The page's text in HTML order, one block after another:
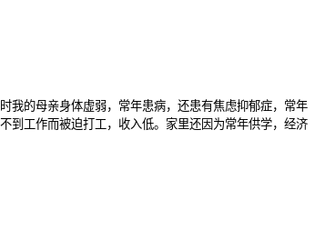
我的母亲身体虚弱，常年患病，还患有焦虑抑郁症，常年
到工作而被迫打工，收入低。家里还因为常年供学，经济